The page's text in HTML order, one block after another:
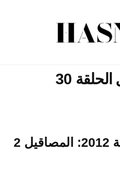
30
مسلسلات رمضانية 2012: المصاقيل 2